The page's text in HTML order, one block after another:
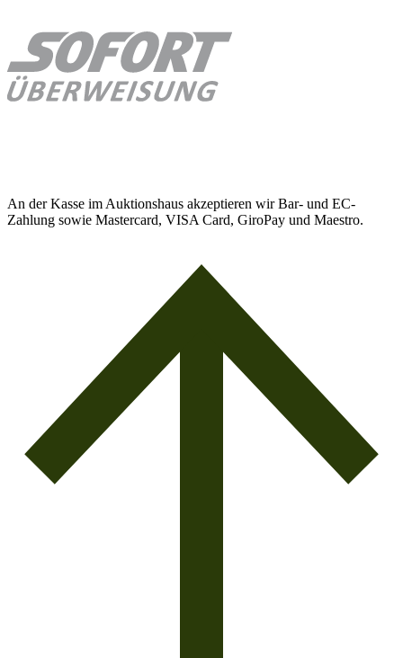
An der Kasse im Auktionshaus akzeptieren wir Bar- und EC-
Zahlung sowie Mastercard, VISA Card, GiroPay und Maestro.